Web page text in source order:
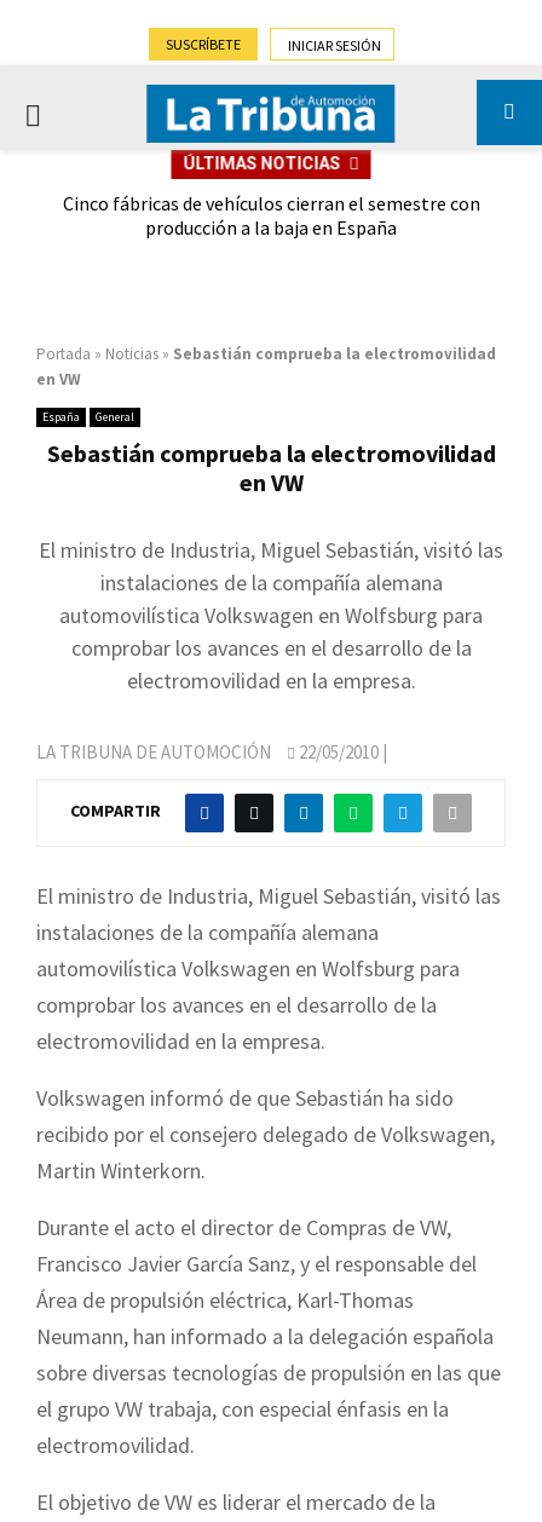
SUSCRÍBETE INICIAR SESIÓN
PRIMARY
ÚLTIMAS NOTICIAS
Cinco fábricas de vehículos cierran el semestre con
producción a la baja en España
Portada » Noticias » Sebastián comprueba la electromovilidad
en VW
España General
Sebastián comprueba la electromovilidad
en VW
El ministro de Industria, Miguel Sebastián, visitó las
instalaciones de la compañía alemana
automovilística Volkswagen en Wolfsburg para
comprobar los avances en el desarrollo de la
electromovilidad en la empresa.
LA TRIBUNA DE AUTOMOCIÓN 22/05/2010 |
COMPARTIR
El ministro de Industria, Miguel Sebastián, visitó las
instalaciones de la compañía alemana
automovilística Volkswagen en Wolfsburg para
comprobar los avances en el desarrollo de la
electromovilidad en la empresa.
Volkswagen informó de que Sebastián ha sido
recibido por el consejero delegado de Volkswagen,
Martin Winterkorn.
Durante el acto el director de Compras de VW,
Francisco Javier García Sanz, y el responsable del
Área de propulsión eléctrica, Karl-Thomas
Neumann, han informado a la delegación española
sobre diversas tecnologías de propulsión en las que
el grupo VW trabaja, con especial énfasis en la
electromovilidad.
El objetivo de VW es liderar el mercado de la